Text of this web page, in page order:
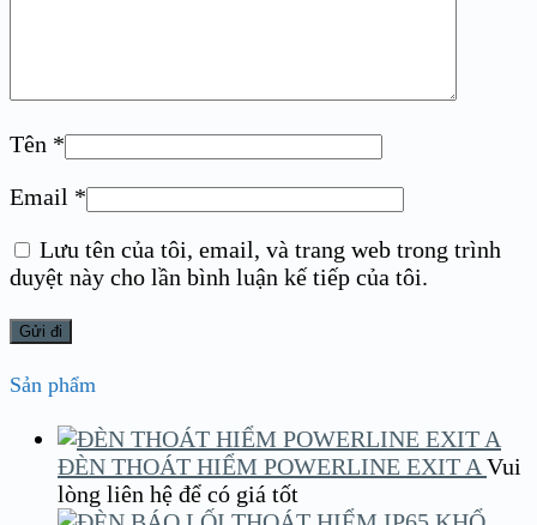
Tên *
Email *
Lưu tên của tôi, email, và trang web trong trình
duyệt này cho lần bình luận kế tiếp của tôi.
Sản phẩm
ĐÈN THOÁT HIỂM POWERLINE EXIT A Vui
lòng liên hệ để có giá tốt